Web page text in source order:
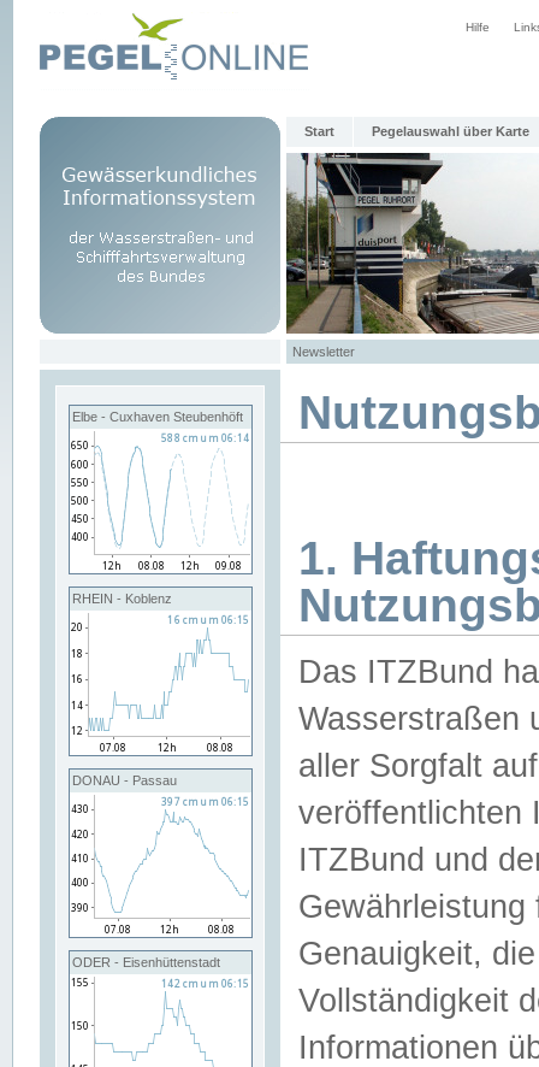
Hilfe
Start Pegelauswahl über Karte
Newsletter
Elbe - Cuxhaven Steubenhöft
RHEIN - Koblenz
DONAU - Passau
ODER - Eisenhüttenstadt
1.
Das ITZBund
Wasserstraßen
aller Sorgfalt
veröffentlichten
ITZBund und
Genauigkeit,
Vollständigkeit
Informationen